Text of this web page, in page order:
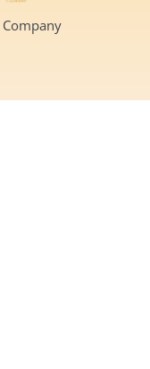
Company